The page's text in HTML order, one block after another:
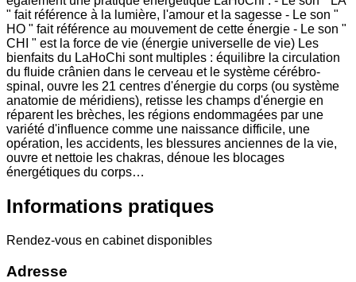
" fait référence à la lumière, l'amour et la sagesse - Le son "
HO " fait référence au mouvement de cette énergie - Le son "
CHI " est la force de vie (énergie universelle de vie) Les
bienfaits du LaHoChi sont multiples : équilibre la circulation
du fluide crânien dans le cerveau et le système cérébro-
spinal, ouvre les 21 centres d'énergie du corps (ou système
anatomie de méridiens), retisse les champs d'énergie en
réparent les brèches, les régions endommagées par une
variété d'influence comme une naissance difficile, une
opération, les accidents, les blessures anciennes de la vie,
ouvre et nettoie les chakras, dénoue les blocages
énergétiques du corps…
Informations pratiques
Rendez-vous en cabinet disponibles
Adresse